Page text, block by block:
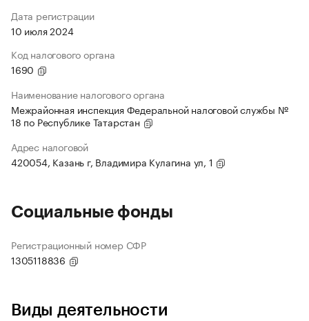
Дата регистрации
10 июля 2024
Код налогового органа
1690
Наименование налогового органа
Межрайонная инспекция Федеральной налоговой службы №
18 по Республике Татарстан
Адрес налоговой
420054, Казань г, Владимира Кулагина ул, 1
Социальные фонды
Регистрационный номер СФР
1305118836
Виды деятельности